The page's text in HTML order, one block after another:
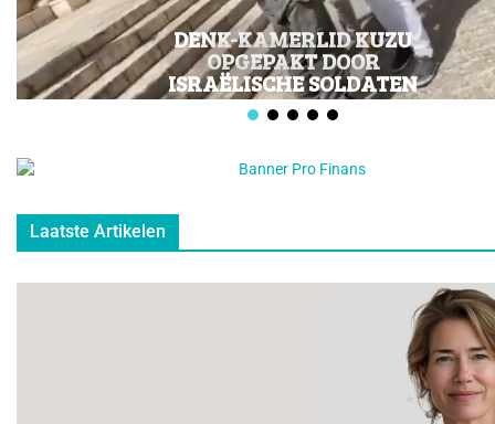
DENK VOORSTANDER VAN
EU-LIDMAATSCHAP
TURKIJE
Laatste Artikelen